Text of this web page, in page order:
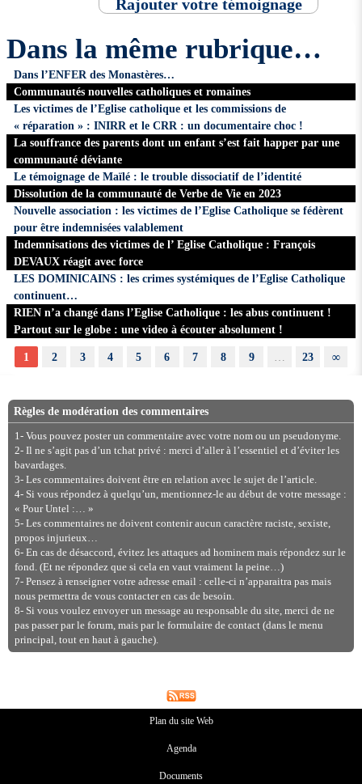
Rajouter votre témoignage
Dans la même rubrique…
Dans l’ENFER des Monastères…
Communautés nouvelles catholiques et romaines
Les victimes de l’Eglise catholique et les commissions de
« réparation » : INIRR et le CRR : un documentaire choc !
La souffrance des parents dont un enfant s’est fait happer par une
communauté déviante
Le témoignage de Maïlé : le trouble dissociatif de l’identité
Dissolution de la communauté de Verbe de Vie en 2023
Nouvelle association : les victimes de l’Eglise Catholique se fédèrent
pour être indemnisées valablement
Indemnisations des victimes de l’ Eglise Catholique : François
DEVAUX réagit avec force
LES DOMINICAINS : les crimes systémiques de l’Eglise Catholique
continuent…
RIEN n’a changé dans l’Eglise Catholique : les abus continuent !
Partout sur le globe : une video à écouter absolument !
1 2 3 4 5 6 7 8 9 23 ∞
Règles de modération des commentaires
1- Vous pouvez poster un commentaire avec votre nom ou un pseudonyme.
2- Il ne s’agit pas d’un tchat privé : merci d’aller à l’essentiel et d’éviter les
bavardages.
3- Les commentaires doivent être en relation avec le sujet de l’article.
4- Si vous répondez à quelqu’un, mentionnez-le au début de votre message :
« Pour Untel :… »
5- Les commentaires ne doivent contenir aucun caractère raciste, sexiste,
propos injurieux…
6- En cas de désaccord, évitez les attaques ad hominem mais répondez sur le
fond. (Et ne répondez que si cela en vaut vraiment la peine…)
7- Pensez à renseigner votre adresse email : celle-ci n’apparaitra pas mais
nous permettra de vous contacter en cas de besoin.
8- Si vous voulez envoyer un message au responsable du site, merci de ne
pas passer par le forum, mais par le formulaire de contact (dans le menu
principal, tout en haut à gauche).
Plan du site Web
Agenda
Documents